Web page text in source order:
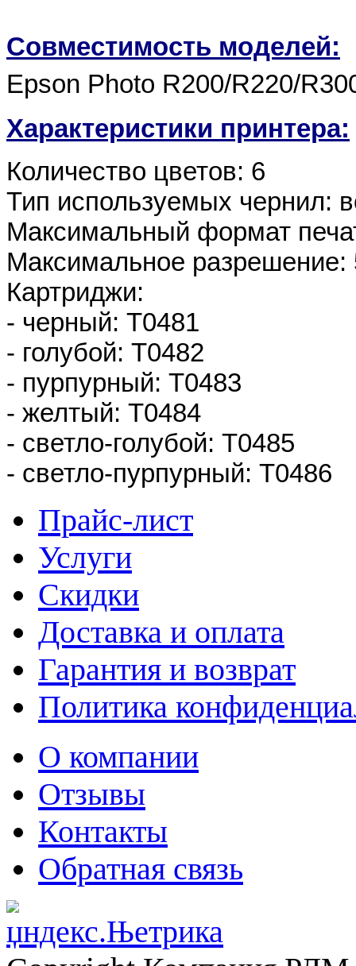
Совместимость моделей:
Epson Photo R200/R220/
Характеристики принтера:
Количество цветов: 6
Тип используемых чернил:
Максимальный формат
Максимальное разрешение:
Картриджи:
- черный: T0481
- голубой: T0482
- пурпурный: T0483
- желтый: T0484
- светло-голубой: T0485
- светло-пурпурный: T0486
Прайс-лист
Услуги
Скидки
Доставка и оплата
Гарантия и возврат
Политика
О компании
Отзывы
Контакты
Обратная связь